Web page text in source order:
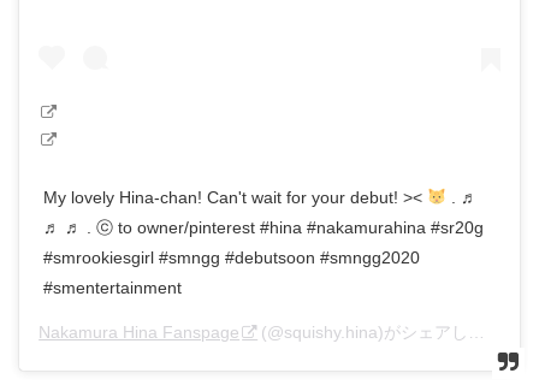
My lovely Hina-chan! Can't wait for your debut! ><
. ♬
♬ ♬ . ⓒ to owner/pinterest #hina #nakamurahina #sr20g
#smrookiesgirl #smngg #debutsoon #smngg2020
#smentertainment
Nakamura Hina Fanspage (@squishy.hina)がシェアした投稿 –